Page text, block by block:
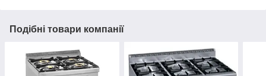
Подібні товари компанії